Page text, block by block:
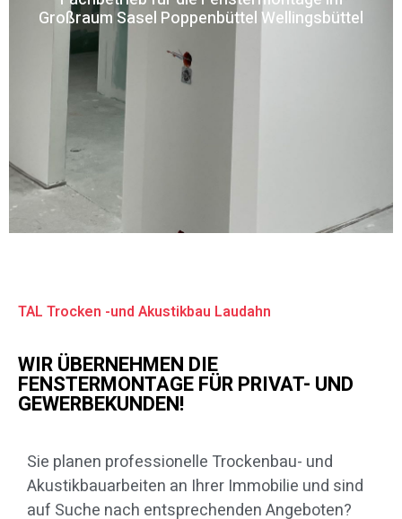
Großraum Sasel Poppenbüttel Wellingsbüttel
TAL Trocken -und Akustikbau Laudahn
WIR ÜBERNEHMEN DIE
FENSTERMONTAGE FÜR PRIVAT- UND
GEWERBEKUNDEN!
Sie planen professionelle Trockenbau- und
Akustikbauarbeiten an Ihrer Immobilie und sind
auf Suche nach entsprechenden Angeboten?